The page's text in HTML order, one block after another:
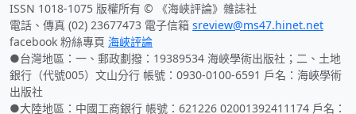
ISSN 1018-1075 版權所有 © 《海峽評論》雜誌社
電話、傳真 (02) 23677473 電子信箱 sreview@ms47.hinet.net
facebook 粉絲專頁 海峽評論
●台灣地區：一、郵政劃撥：19389534 海峽學術出版社；二、土地
銀行（代號005）文山分行 帳號：0930-0100-6591 戶名：海峽學術
出版社
●大陸地區：中國工商銀行 帳號：621226 02001392411174 戶名：